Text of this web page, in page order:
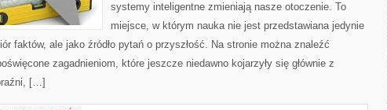
systemy inteligentne zmieniają nasze otoczenie. To
miejsce, w którym nauka nie jest przedstawiana jedynie
faktów, ale jako źródło pytań o przyszłość. Na stronie można znaleźć
zagadnieniom, które jeszcze niedawno kojarzyły się głównie z
[…]